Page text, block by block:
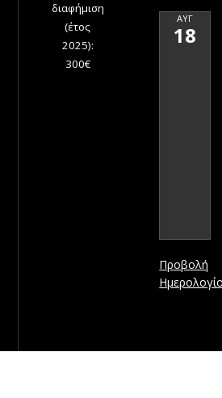
διαφήμιση
(έτος
2025):
300€
ΑΥΓ
18